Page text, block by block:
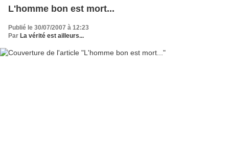
L'homme bon est mort...
Publié le 30/07/2007 à 12:23
Par La vérité est ailleurs...